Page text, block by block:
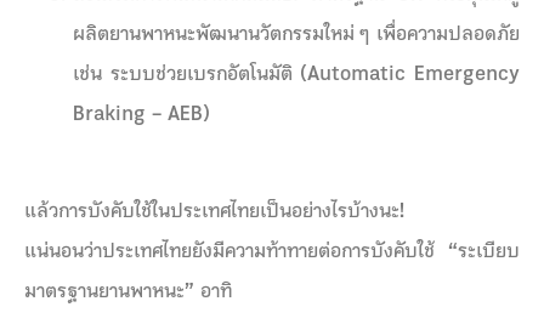
ผลิตยานพาหนะพัฒนานวัตกรรมใหม่ ๆ เพื่อความปลอดภัย
เช่น ระบบช่วยเบรกอัตโนมัติ (Automatic Emergency
Braking – AEB)
แล้วการบังคับใช้ในประเทศไทยเป็นอย่างไรบ้างนะ!
แน่นอนว่าประเทศไทยยังมีความท้าทายต่อการบังคับใช้ “ระเบียบ
มาตรฐานยานพาหนะ” อาทิ